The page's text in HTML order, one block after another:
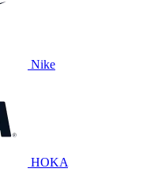
Nike
HOKA